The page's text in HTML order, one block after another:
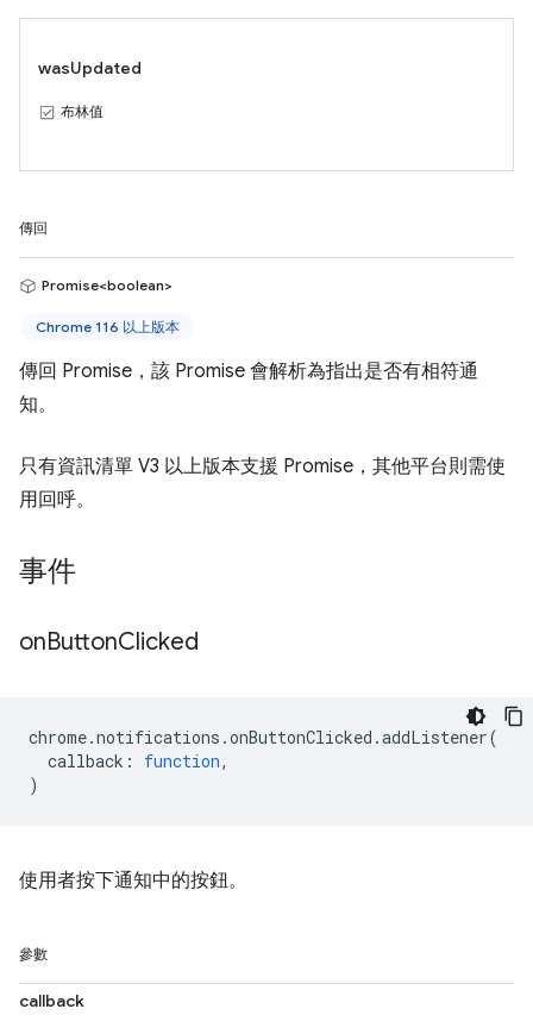
wasUpdated
布林值
傳回
Promise<boolean>
Chrome 116 以上版本
傳回 Promise，該 Promise 會解析為指出是否有相符通
知。
只有資訊清單 V3 以上版本支援 Promise，其他平台則需使
用回呼。
事件
onButtonClicked
chrome.notifications .onButtonClicked .addListener(
callback : function,
)
使用者按下通知中的按鈕。
參數
callback